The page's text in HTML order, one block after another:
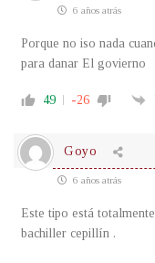
6 años atrás
Porque no iso nada
para danar El govierno
49 -26
Goyo
6 años atrás
Este tipo está
bachiller cepillín .